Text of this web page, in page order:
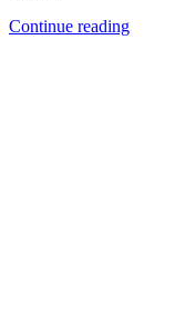
Continue reading